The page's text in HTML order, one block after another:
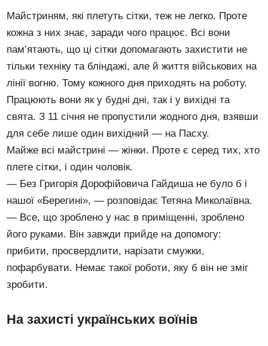
Майстриням, які плетуть сітки, теж не легко. Проте
кожна з них знає, заради чого працює. Всі вони
пам’ятають, що ці сітки допомагають захистити не
тільки техніку та бліндажі, але й життя військових на
лінії вогню. Тому кожного дня приходять на роботу.
Працюють вони як у будні дні, так і у вихідні та
свята. З 11 січня не пропустили жодного дня, взявши
для себе лише один вихідний — на Пасху.
Майже всі майстрині — жінки. Проте є серед тих, хто
плете сітки, і один чоловік.
— Без Григорія Дорофійовича Гайдиша не було б і
нашої «Берегині», — розповідає Тетяна Миколаївна.
— Все, що зроблено у нас в приміщенні, зроблено
його руками. Він завжди прийде на допомогу:
прибити, просвердлити, нарізати смужки,
пофарбувати. Немає такої роботи, яку б він не зміг
зробити.
На захисті українських воїнів